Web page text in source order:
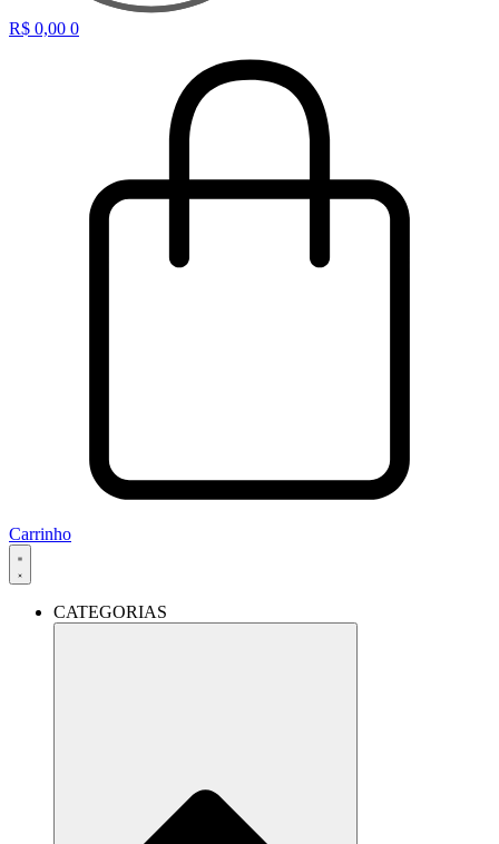
R$ 0,00 0
Carrinho
CATEGORIAS